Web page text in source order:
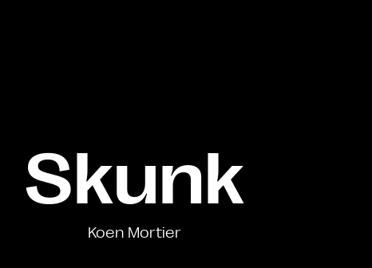
Skunk
Koen Mortier